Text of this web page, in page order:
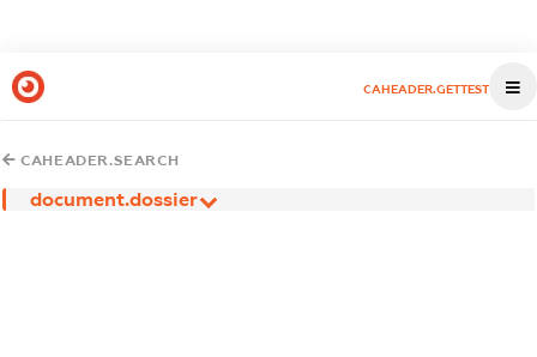
CAHEADER.GETTEST
CAHEADER.SEARCH
document.dossier